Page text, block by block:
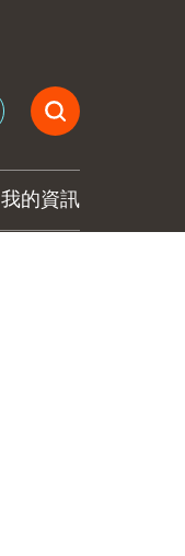
我的資訊